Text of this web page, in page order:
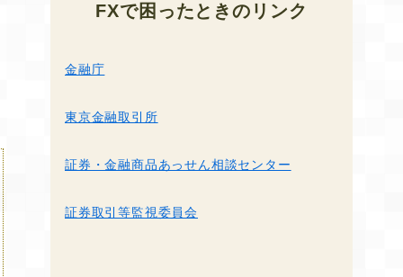
FXで困ったときのリンク
金融庁
東京金融取引所
証券・金融商品あっせん相談センター
証券取引等監視委員会